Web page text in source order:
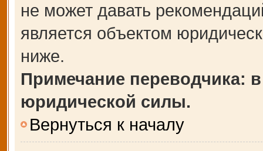
не может давать
является объектом
ниже.
Примечание переводчика:
юридической силы.
Вернуться к началу